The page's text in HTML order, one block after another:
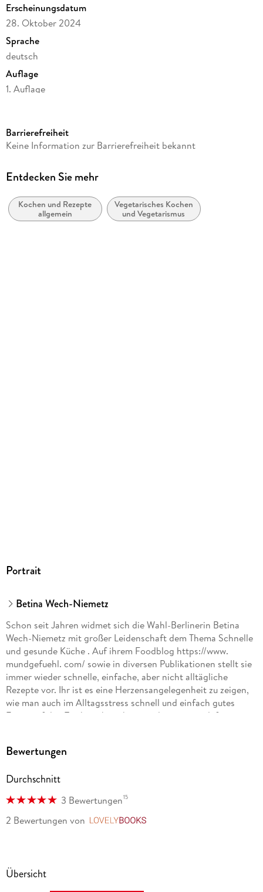
Lerne mit diesem Kochbuch Schritt für Schritt kochen und
Flammkuchen
Beeindrucke deine Familie und Freund*innen mit deinen
neuen Koch-Skills!
Erscheinungsdatum
28. Oktober 2024
Sprache
deutsch
Auflage
1. Auflage
Autor/Autorin
Verlag/Hersteller
Produktart
gebunden
Barrierefreiheit
Keine Information zur Barrierefreiheit bekannt
Entdecken Sie mehr
Kochen und Rezepte
allgemein
Vegetarisches Kochen
und Vegetarismus
Portrait
Betina Wech-Niemetz
Schon seit Jahren widmet sich die Wahl-Berlinerin Betina
Wech-Niemetz mit großer Leidenschaft dem Thema Schnelle
und gesunde Küche . Auf ihrem Foodblog https://www.
mundgefuehl. com/ sowie in diversen Publikationen stellt sie
immer wieder schnelle, einfache, aber nicht alltägliche
Rezepte vor. Ihr ist es eine Herzensangelegenheit zu zeigen,
wie man auch im Alltagsstress schnell und einfach gutes
Essen auf den Tisch zaubern kann und wie wenig dafür
liebt es, Genuss in appetitanregenden Bildern greifbar zu
kommt. Einst als Hobby begonnen, führte es die Autorin in
einen wunderschönen Beruf.
Bewertungen
Durchschnitt
3 Bewertungen15
2 Bewertungen von
Übersicht